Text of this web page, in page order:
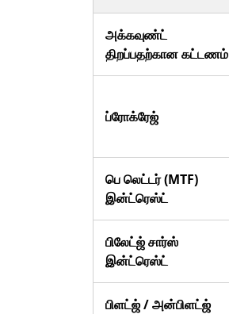
அக்கவுண்ட்
திறப்பதற்கான கட்டணம்
ப்ரோக்ரேஜ்
பெ லெட்டர் (MTF)
இன்ட்ரெஸ்ட்
பிலேட்ஜ் சார்ஸ்
இன்ட்ரெஸ்ட்
பிளட்ஜ் / அன்பிளட்ஜ்